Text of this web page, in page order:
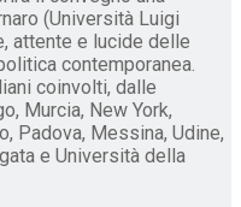
(Università Luigi
attente e lucide delle
contemporanea.
coinvolti, dalle
Murcia, New York,
Padova, Messina, Udine,
e Università della